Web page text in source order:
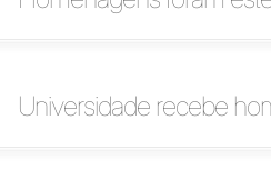
Universidade recebe